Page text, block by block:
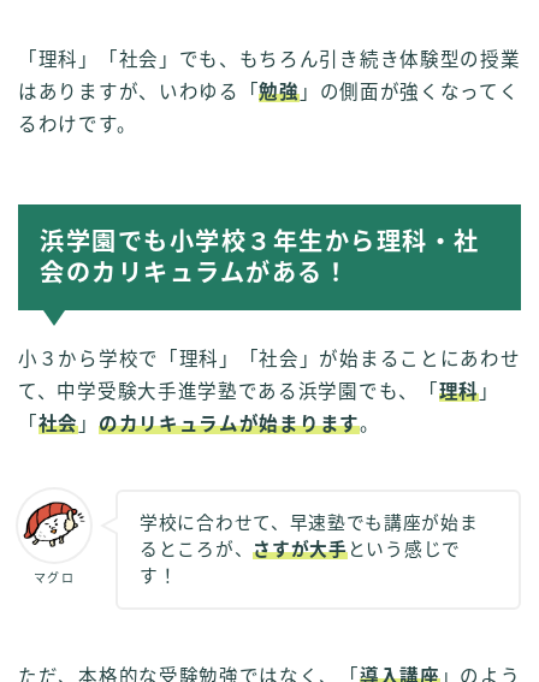
「理科」「社会」でも、もちろん引き続き体験型の授業
はありますが、いわゆる「勉強」の側面が強くなってく
るわけです。
浜学園でも小学校３年生から理科・社
会のカリキュラムがある！
小３から学校で「理科」「社会」が始まることにあわせ
て、中学受験大手進学塾である浜学園でも、「 理科 」
「 社会 」 のカリキュラムが始まります。
マグロ
学校に合わせて、早速塾でも講座が始ま
るところが、さすが大手という感じで
す！
ただ、本格的な受験勉強ではなく、「 導入講座」のよう